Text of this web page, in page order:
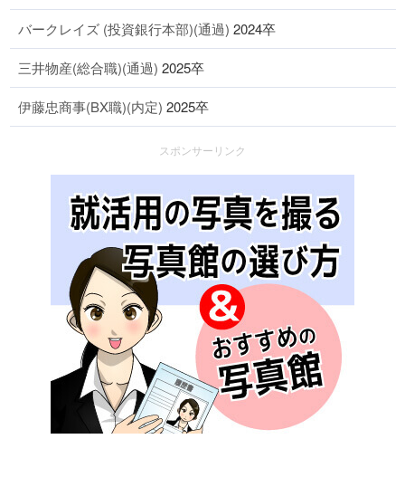
バークレイズ (投資銀行本部)(通過) 2024卒
三井物産(総合職)(通過) 2025卒
伊藤忠商事(BX職)(内定) 2025卒
スポンサーリンク